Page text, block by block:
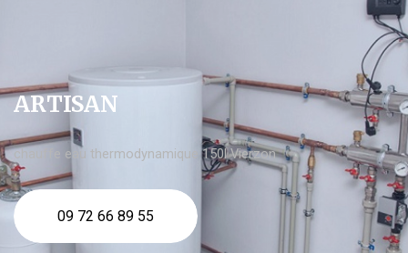
ARTISAN
chauffe eau thermodynamique 150l Vierzon
09 72 66 89 55